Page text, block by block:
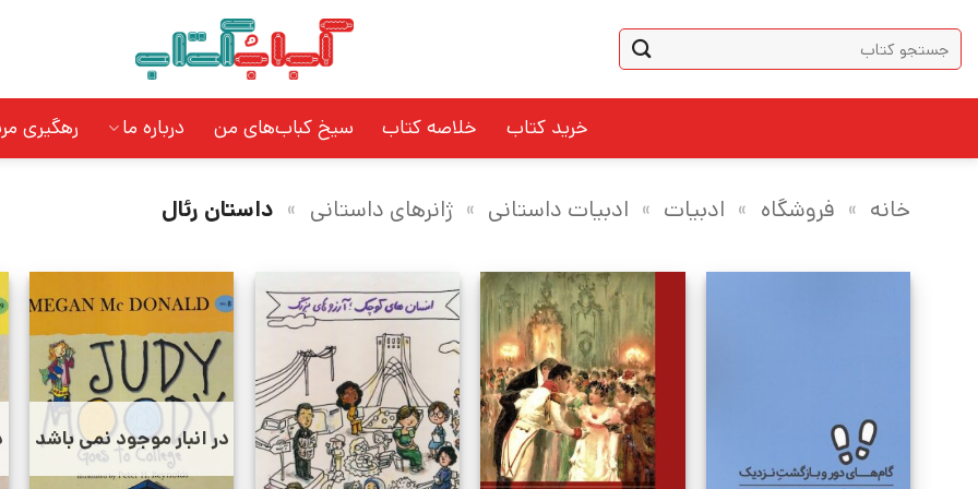
content
جستجو
برای:
خرید کتاب خلاصه کتاب سیخ کباب‌های من درباره ما رهگیری
خانه » فروشگاه » ادبیات » ادبیات داستانی » ژانرهای داستانی » داستان رئال
در انبار موجود نمی باشد